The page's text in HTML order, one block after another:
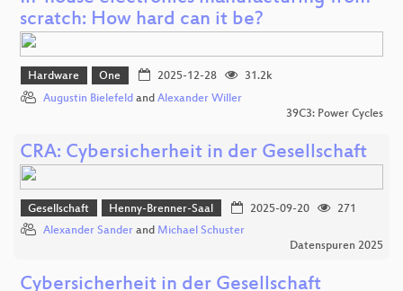
scratch: How hard can it be?
Hardware One 2025-12-28
31.2k
Augustin Bielefeld and Alexander Willer
39C3: Power Cycles
CRA: Cybersicherheit in der Gesellschaft
Gesellschaft Henny-Brenner-Saal 2025-09-20
271
Alexander Sander and Michael Schuster
Datenspuren 2025
Cybersicherheit in der Gesellschaft